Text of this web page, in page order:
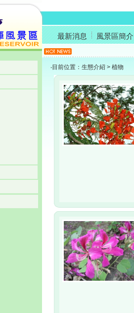
最新消息 風景區簡介
‧目前位置：生態介紹 > 植物